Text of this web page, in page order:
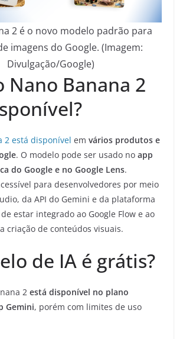
2 é o novo modelo padrão para
imagens do Google. (Imagem:
Divulgação/Google)
Nano Banana 2
2 está disponível em vários produtos e
. O modelo pode ser usado no app
do Google e no Google Lens.
para desenvolvedores por meio
da API do Gemini e da plataforma
estar integrado ao Google Flow e ao
criação de conteúdos visuais.
de IA é grátis?
2 está disponível no plano
Gemini, porém com limites de uso